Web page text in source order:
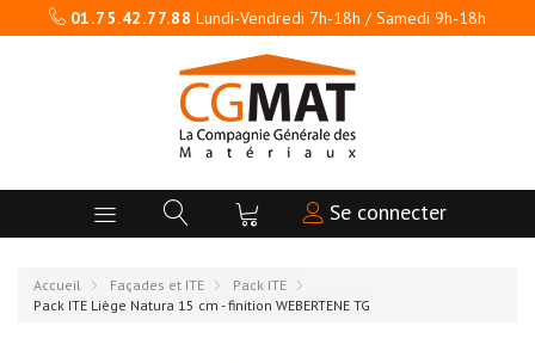
01.75.42.77.88 Lundi-Vendredi 7h-18h / Samedi 9h-18h
Se connecter
Accueil Façades et ITE
Pack ITE
Pack ITE Liège Natura 15 cm - finition WEBERTENE TG